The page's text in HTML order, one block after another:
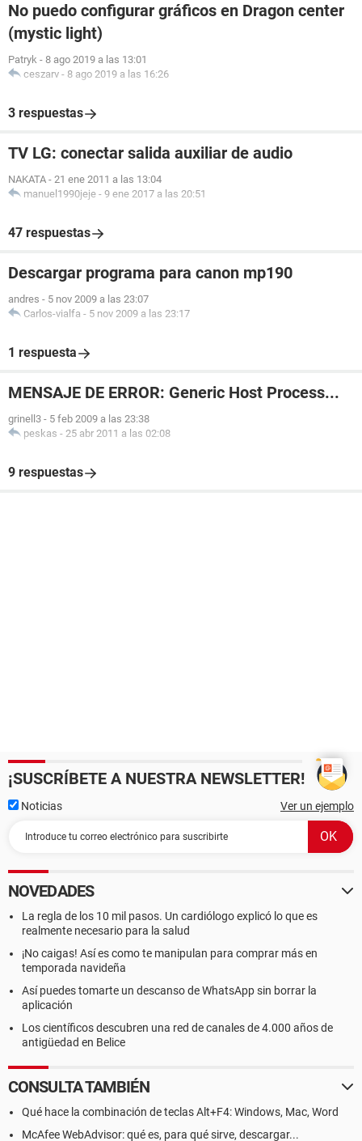
No puedo configurar gráficos en Dragon center
(mystic light)
Patryk - 8 ago 2019 a las 13:01
ceszarv - 8 ago 2019 a las 16:26
3 respuestas
TV LG: conectar salida auxiliar de audio
NAKATA - 21 ene 2011 a las 13:04
manuel1990jeje - 9 ene 2017 a las 20:51
47 respuestas
Descargar programa para canon mp190
andres - 5 nov 2009 a las 23:07
Carlos-vialfa - 5 nov 2009 a las 23:17
1 respuesta
MENSAJE DE ERROR: Generic Host Process...
grinell3 - 5 feb 2009 a las 23:38
peskas - 25 abr 2011 a las 02:08
9 respuestas
¡SUSCRÍBETE A NUESTRA NEWSLETTER!
Noticias Ver un ejemplo
NOVEDADES
La regla de los 10 mil pasos. Un cardiólogo explicó lo que es
realmente necesario para la salud
¡No caigas! Así es como te manipulan para comprar más en
temporada navideña
Así puedes tomarte un descanso de WhatsApp sin borrar la
aplicación
Los científicos descubren una red de canales de 4.000 años de
antigüedad en Belice
CONSULTA TAMBIÉN
Qué hace la combinación de teclas Alt+F4: Windows, Mac, Word
McAfee WebAdvisor: qué es, para qué sirve, descargar...